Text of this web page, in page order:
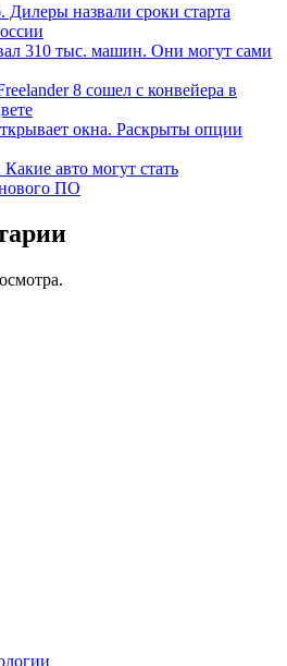
назвали сроки старта
310 тыс. машин. Они могут сами
8 сошел с конвейера в
окна. Раскрыты опции
авто могут стать
ПО